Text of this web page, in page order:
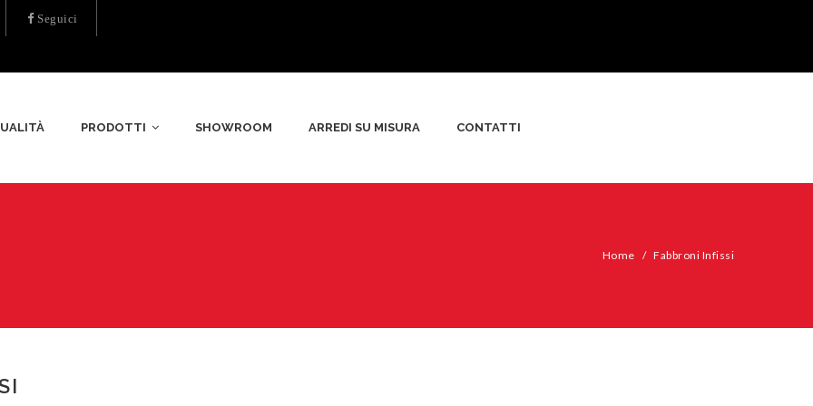
Seguici
PRODOTTI SHOWROOM ARREDI SU MISURA CONTATTI
Home / Fabbroni Infissi